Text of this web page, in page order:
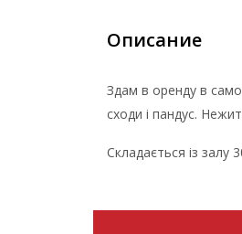
Описание
Здам в оренду в
сходи і пандус.
Складається із залу